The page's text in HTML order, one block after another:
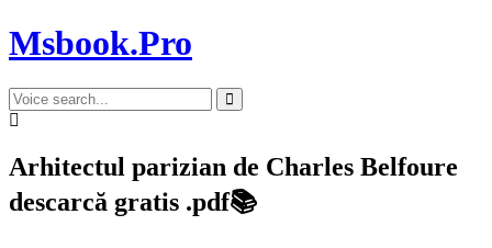
Msbook.Pro
Arhitectul parizian de Charles Belfoure
descarcă gratis .pdf📚